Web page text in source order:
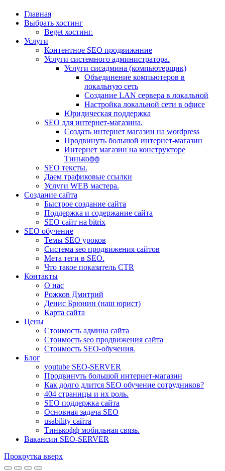
Главная
Выбрать хостинг
Beget хостинг.
Услуги
Контентное SEO продвижнние
Услуги системного администратора.
Услуги сисадмина (компьютерщик)
Объединение компьютеров в
локальную сеть
Создание LAN сервера в локальной
Настройка локальной сети в офисе
Юридическая поддержка
SEO для интернет-магазина.
Создать интернет магазин на wordpress
Продвинуть большой интернет-магазин
Интернет магазин на конструкторе
Тинькофф
SEO тексты.
Даем трафиковые ссылки
Услуги WEB мастера.
Создание сайта
Быстрое создание сайта
Поддержка и содержание сайта
SEO сайт на bitrix
SEO обучение
Темы SEO уроков
Система seo продвижения сайтов
Мета теги в SEO.
Что такое показатель CTR
Контакты
О нас
Рожков Дмитрий
Денис Брюнин (наш юрист)
Карта сайта
Цены
Стоимость админа сайта
Стоимость seo продвижения сайта
Стоимость SEO-обучения.
Блог
youtube SEO-SERVER
Продвинуть большой интернет-магазин
Как долго длится SEO обучение сотрудников?
404 страницы и их роль.
SEO поддержка сайта
Основная задача SEO
usability сайта
Тинькофф мобильная связь.
Вакансии SEO-SERVER
Прокрутка вверх